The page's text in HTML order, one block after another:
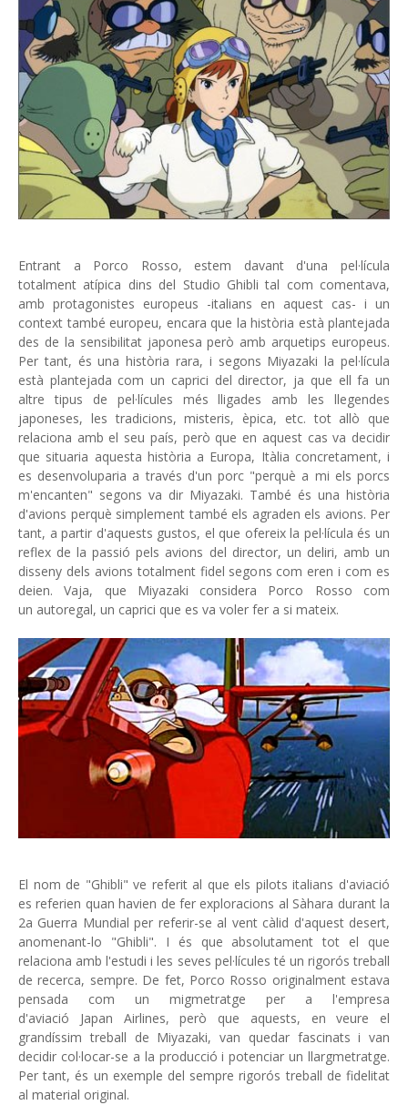
Entrant a Porco Rosso, estem davant d'una pel·lícula
totalment atípica dins del Studio Ghibli tal com comentava,
amb protagonistes europeus -italians en aquest cas- i un
context també europeu, encara que la història està plantejada
des de la sensibilitat japonesa però amb arquetips europeus.
Per tant, és una història rara, i segons Miyazaki la pel·lícula
està plantejada com un caprici del director, ja que ell fa un
altre tipus de pel·lícules més lligades amb les llegendes
japoneses, les tradicions, misteris, èpica, etc. tot allò que
relaciona amb el seu país, però que en aquest cas va decidir
que situaria aquesta història a Europa, Itàlia concretament, i
es desenvoluparia a través d'un porc "perquè a mi els porcs
m'encanten" segons va dir Miyazaki. També és una història
d'avions perquè simplement també els agraden els avions. Per
tant, a partir d'aquests gustos, el que ofereix la pel·lícula és un
reflex de la passió pels avions del director, un deliri, amb un
disseny dels avions totalment fidel segons com eren i com es
deien. Vaja, que Miyazaki considera Porco Rosso com
un autoregal, un caprici que es va voler fer a si mateix.
El nom de "Ghibli" ve referit al que els pilots italians d'aviació
es referien quan havien de fer exploracions al Sàhara durant la
2a Guerra Mundial per referir-se al vent càlid d'aquest desert,
anomenant-lo "Ghibli". I és que absolutament tot el que
relaciona amb l'estudi i les seves pel·lícules té un rigorós treball
de recerca, sempre. De fet, Porco Rosso originalment estava
pensada com un migmetratge per a l'empresa
d'aviació Japan Airlines, però que aquests, en veure el
grandíssim treball de Miyazaki, van quedar fascinats i van
decidir col·locar-se a la producció i potenciar un llargmetratge.
Per tant, és un exemple del sempre rigorós treball de fidelitat
al material original.